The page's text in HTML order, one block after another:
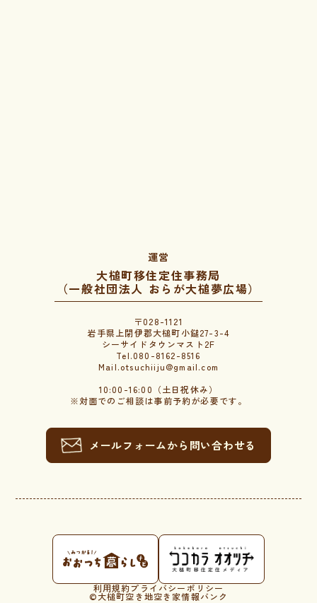
運営
大槌町移住定住事務局
（一般社団法人 おらが大槌夢広場）
〒028-1121
岩手県上閉伊郡大槌町小鎚27-3-4
シーサイドタウンマスト2F
Tel.080-8162-8516
Mail.otsuchiiju@gmail.com
10:00-16:00（土日祝休み）
※対面でのご相談は事前予約が必要です。
メールフォームから問い合わせる
利用規約プライバシーポリシー
©︎大槌町空き地空き家情報バンク